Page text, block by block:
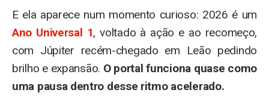
E ela aparece num momento curioso: 2026 é um
Ano Universal 1, voltado à ação e ao recomeço,
com Júpiter recém-chegado em Leão pedindo
brilho e expansão. O portal funciona quase como
uma pausa dentro desse ritmo acelerado.